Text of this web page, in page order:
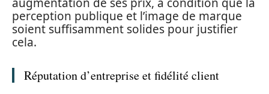
perception publique et l’image de marque
soient suffisamment solides pour justifier
cela.
Réputation d’entreprise et fidélité client